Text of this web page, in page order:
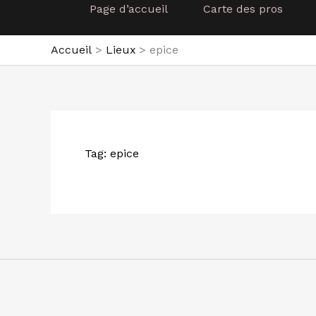
Page d’accueil Carte des pros
Accueil Lieux epice
Tag: epice